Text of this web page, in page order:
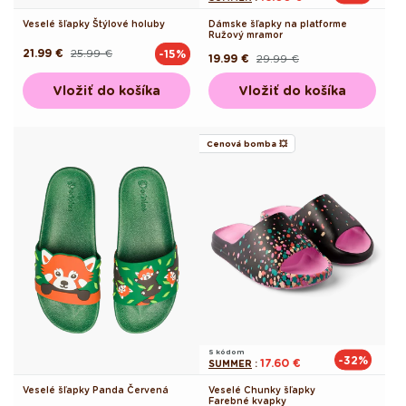
Veselé šľapky Štýlové holuby
Pôvodná25.99 €
Akciová
21.99 € -15%
Vložiť do košíka
Dámske šľapky na platforme
Ružový mramor
Pôvodná
cena
29.99 €
Akciová
cena
19.99 €
Vložiť do košíka
Veselé šľapky Panda Červená
Cenová bomba 💥
S kódom
SUMMER : 17.60 € -32%
Veselé Chunky šľapky
Farebné kvapky